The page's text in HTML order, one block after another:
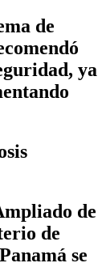
de
ya
de
de
se